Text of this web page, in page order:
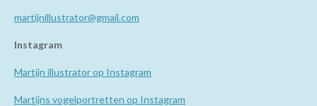
martijnillustrator@gmail.com
Instagram
Martijn illustrator op Instagram
Martijns vogelportretten op Instagram